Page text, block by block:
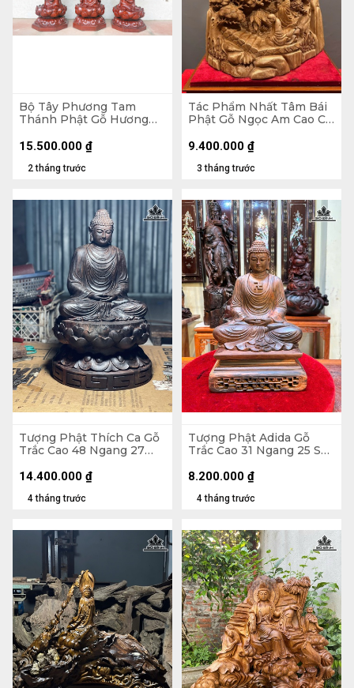
Bộ Tây Phương Tam
Thánh Phật Gỗ Hương
2 tháng trước
15.500.000 ₫
Tác Phẩm Nhất Tâm Bái
Phật Gỗ Ngọc Am Cao Cả
(cm) - Kỷ Cao 10
3 tháng trước
9.400.000 ₫
Tượng Phật Thích Ca Gỗ
Trắc Cao 48 Ngang 27
4 tháng trước
14.400.000 ₫
Tượng Phật Adida Gỗ
Trắc Cao 31 Ngang 25 Sâu
4 tháng trước
8.200.000 ₫